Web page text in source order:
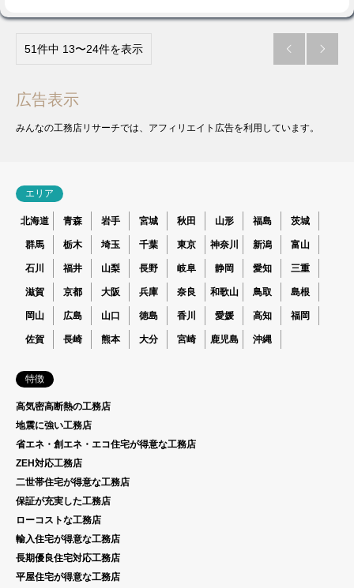
51件中 13〜24件を表示  
広告表示
みんなの工務店リサーチでは、アフィリエイト広告を利用しています。
エリア
北海道 青森 岩手 宮城 秋田 山形 福島 茨城
群馬 栃木 埼玉 千葉 東京 神奈川 新潟 富山
石川 福井 山梨 長野 岐阜 静岡 愛知 三重
滋賀 京都 大阪 兵庫 奈良 和歌山 鳥取 島根
岡山 広島 山口 徳島 香川 愛媛 高知 福岡
佐賀 長崎 熊本 大分 宮崎 鹿児島 沖縄
特徴
高気密高断熱の工務店
地震に強い工務店
省エネ・創エネ・エコ住宅が得意な工務店
ZEH対応工務店
二世帯住宅が得意な工務店
保証が充実した工務店
ローコストな工務店
輸入住宅が得意な工務店
長期優良住宅対応工務店
平屋住宅が得意な工務店